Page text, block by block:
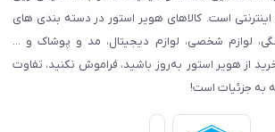
است. کالاهای هویر استور در دسته بندی های
لوازم شخصی، لوازم دیجیتال، مد و پوشاک و ...
از هویر استور به‌روز باشید، فراموش نکنید، تفاوت
به جزئیات است!